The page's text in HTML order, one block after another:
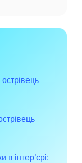
в інтер’єрі: